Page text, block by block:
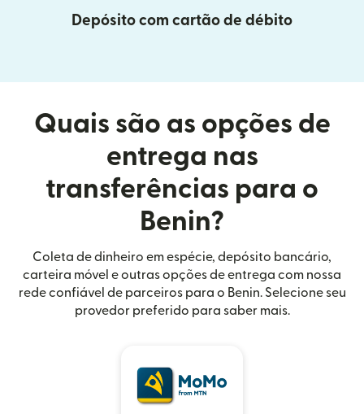
Depósito com cartão de débito
Quais são as opções de
entrega nas
transferências para o
Benin?
Coleta de dinheiro em espécie, depósito bancário,
carteira móvel e outras opções de entrega com nossa
rede confiável de parceiros para o Benin. Selecione seu
provedor preferido para saber mais.